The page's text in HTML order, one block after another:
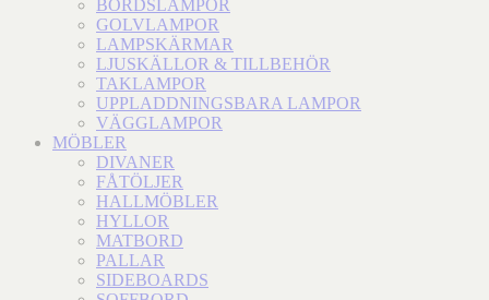
BORDSLAMPOR
GOLVLAMPOR
LAMPSKÄRMAR
LJUSKÄLLOR & TILLBEHÖR
TAKLAMPOR
UPPLADDNINGSBARA LAMPOR
VÄGGLAMPOR
MÖBLER
DIVANER
FÅTÖLJER
HALLMÖBLER
HYLLOR
MATBORD
PALLAR
SIDEBOARDS